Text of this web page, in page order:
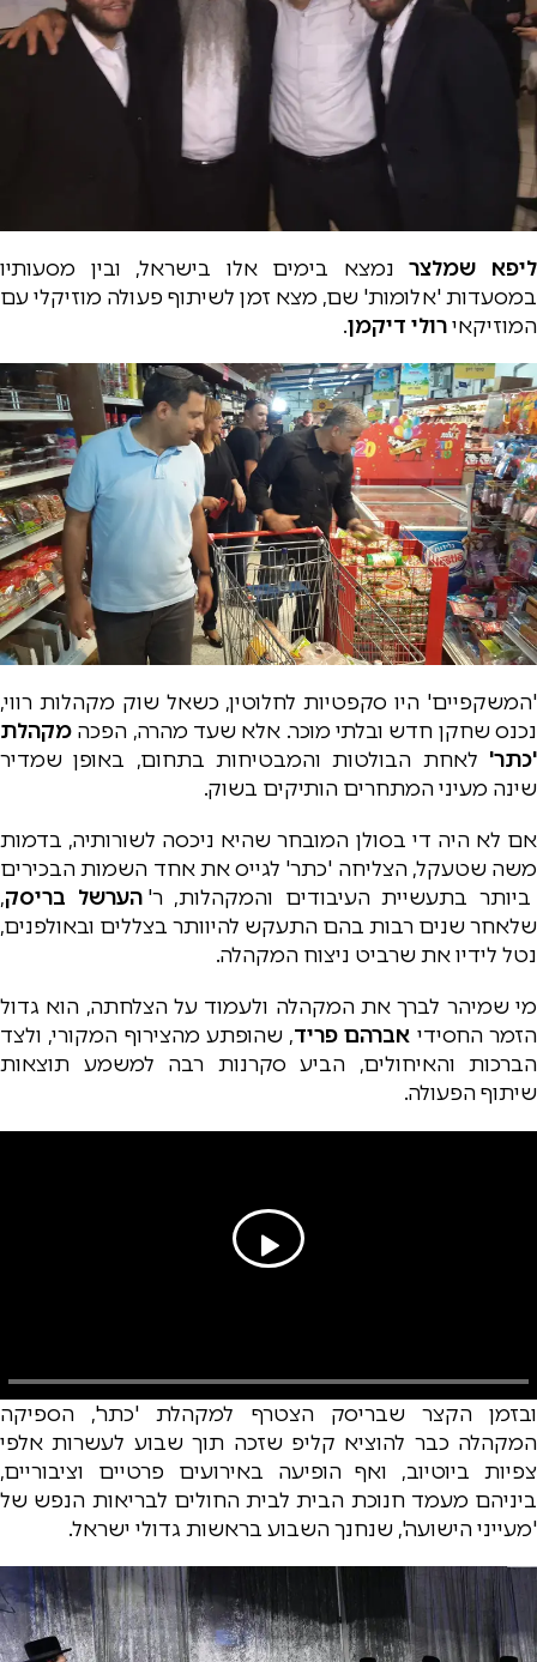
ליפא שמלצרנמצא בימים אלו בישראל, ובין מסעותיו
במסעדות 'אלומות' שם, מצא זמן לשיתוף פעולה מוזיקלי עם
המוזיקאירולי דיקמן.
'המשקפיים' היו סקפטיות לחלוטין, כשאל שוק מקהלות רווי,
נכנס שחקן חדש ובלתי מוכר. אלא שעד מהרה, הפכה מקהלת
'כתר' לאחת הבולטות והמבטיחות בתחום, באופן שמדיר
שינה מעיני המתחרים הותיקים בשוק.
אם לא היה די בסולן המובחר שהיא ניכסה לשורותיה, בדמות
משה שטעקל, הצליחה 'כתר' לגייס את אחד השמות הבכירים
ביותר בתעשיית העיבודים והמקהלות, ר'הערשל בריסק,
שלאחר שנים רבות בהם התעקש להיוותר בצללים ובאולפנים,
נטל לידיו את שרביט ניצוח המקהלה.
מי שמיהר לברך את המקהלה ולעמוד על הצלחתה, הוא גדול
הזמר החסידי אברהם פריד, שהופתע מהצירוף המקורי, ולצד
הברכות והאיחולים, הביע סקרנות רבה למשמע תוצאות
שיתוף הפעולה.
ובזמן הקצר שבריסק הצטרף למקהלת 'כתר', הספיקה
המקהלה כבר להוציא קליפ שזכה תוך שבוע לעשרות אלפי
צפיות ביוטיוב, ואף הופיעה באירועים פרטיים וציבוריים,
ביניהם מעמד חנוכת הבית לבית החולים לבריאות הנפש של
'מעייני הישועה', שנחנך השבוע בראשות גדולי ישראל.